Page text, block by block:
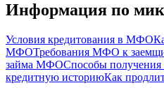
Информация по
Условия кредитования в МФО
МФОТребования МФО к
займа МФОСпособы
кредитную историюКак